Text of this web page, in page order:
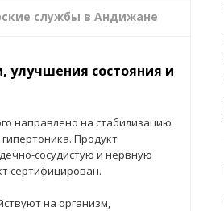
службы в Андижане
улучшения состояния и
направлено на стабилизацию
Продукт
сосудистую и нервную
сертифицирован.
на организм,